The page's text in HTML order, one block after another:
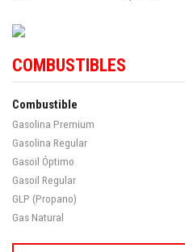
COMBUSTIBLES
Combustible
Gasolina Premium
Gasolina Regular
Gasoil Óptimo
Gasoil Regular
GLP (Propano)
Gas Natural